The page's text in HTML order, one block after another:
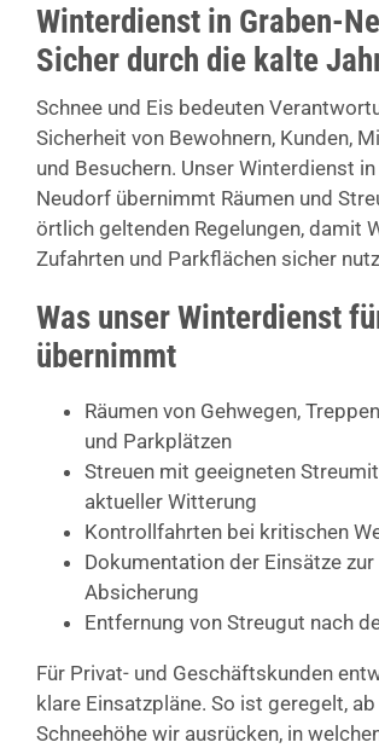
Winterdienst in Graben-
Sicher durch die kalte
Schnee und Eis bedeuten
Sicherheit von Bewohnern, Kunden,
und Besuchern. Unser Winterdienst
Neudorf übernimmt Räumen und
örtlich geltenden Regelungen, damit
Zufahrten und Parkflächen sicher
Was unser Winterdienst
übernimmt
Räumen von Gehwegen,
und Parkplätzen
Streuen mit geeigneten
aktueller Witterung
Kontrollfahrten bei kritischen
Dokumentation der Einsätze
Absicherung
Entfernung von Streugut nach
Für Privat- und Geschäftskunden
klare Einsatzpläne. So ist geregelt,
Schneehöhe wir ausrücken, in